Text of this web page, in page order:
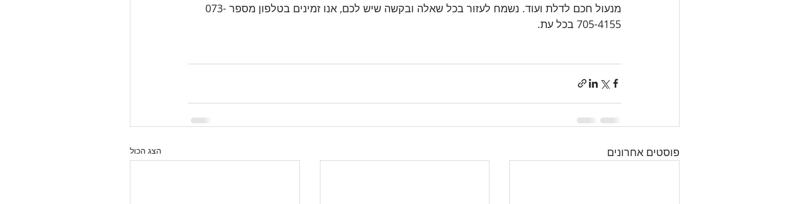
מנעול חכם לדלת ועוד. נשמח לעזור בכל שאלה ובקשה שיש לכם, אנו זמינים בטלפון מספר 073-
פוסטים אחרונים הצג הכול